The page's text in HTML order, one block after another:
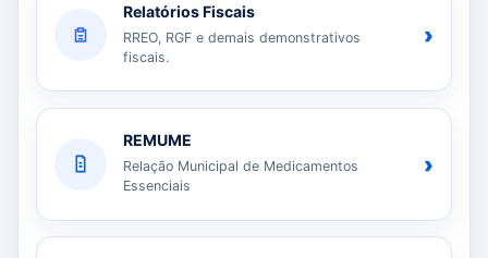
Relatórios Fiscais
RREO, RGF e demais demonstrativos
fiscais.
›
REMUME
Relação Municipal de Medicamentos
Essenciais
›